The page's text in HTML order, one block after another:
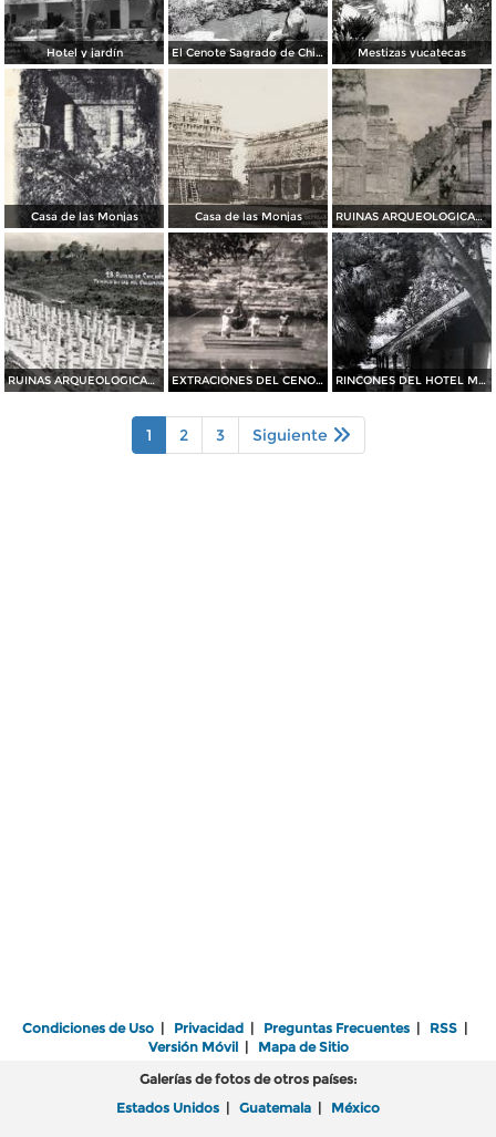
Hotel y jardín El Cenote Sagrado de Chichen Itza Yucatan Mestizas yucatecas
Casa de las Monjas Casa de las Monjas RUINAS ARQUEOLOGICAS Las Columnas
RUINAS ARQUEOLOGICAS El templo de las mil Columnas EXTRACIONES DEL CENOTE SAGRADO RINCONES DEL HOTEL MAYALAND
1 2 3 Siguiente
Condiciones de Uso | Privacidad | Preguntas Frecuentes | RSS |
Versión Móvil| Mapa de Sitio
Galerías de fotos de otros países:
Estados Unidos | Guatemala | México